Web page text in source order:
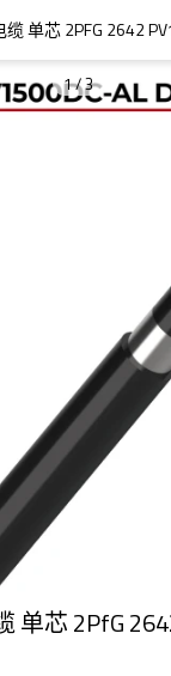
1/3
单芯 2PfG